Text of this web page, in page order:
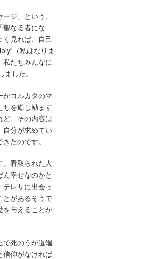
ジ」という、
聖なる者にな
く見れば、自己
（私はなりま
たちみんなに
した。
がコルカタのマ
ちを癒し励ます
ど、その内容は
自分が求めてい
たのです。
看取られた人
幸せなのかと
レサに出会っ
とがあるそうで
を与えることが
で死のうが道端
信仰がなければ